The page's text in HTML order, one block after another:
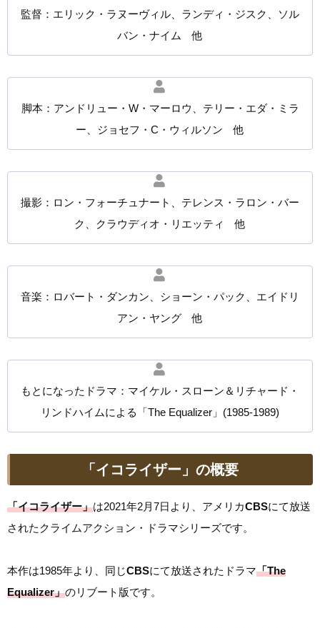
監督：エリック・ラヌーヴィル、ランディ・ジスク、ソル
バン・ナイム 他
脚本：アンドリュー・W・マーロウ、テリー・エダ・ミラ
ー、ジョセフ・C・ウィルソン 他
撮影：ロン・フォーチュナート、テレンス・ラロン・バー
ク、クラウディオ・リエッティ 他
音楽：ロバート・ダンカン、ショーン・パック、エイドリ
アン・ヤング 他
もとになったドラマ：マイケル・スローン＆リチャード・
リンドハイムによる「The Equalizer」(1985-1989)
「イコライザー」の概要
「イコライザー」は2021年2月7日より、アメリカCBSにて放送
されたクライムアクション・ドラマシリーズです。
本作は1985年より、同じCBSにて放送されたドラマ「The
Equalizer」のリブート版です。